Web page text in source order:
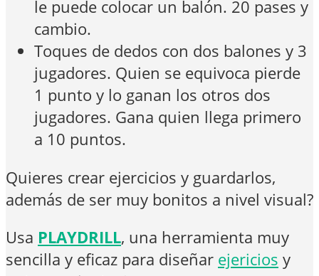
le puede colocar un balón. 20 pases y
cambio.
Toques de dedos con dos balones y 3
jugadores. Quien se equivoca pierde
1 punto y lo ganan los otros dos
jugadores. Gana quien llega primero
a 10 puntos.
Quieres crear ejercicios y guardarlos,
además de ser muy bonitos a nivel visual?
Usa PLAYDRILL, una herramienta muy
sencilla y eficaz para diseñar ejericios y